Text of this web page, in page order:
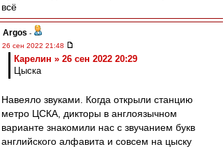
всё
Argos -
26 сен 2022 21:48
Карелин » 26 сен 2022 20:29
Цыска
Навеяло звуками. Когда открыли станцию
метро ЦСКА, дикторы в англоязычном
варианте знакомили нас с звучанием букв
английского алфавита и совсем на цыску